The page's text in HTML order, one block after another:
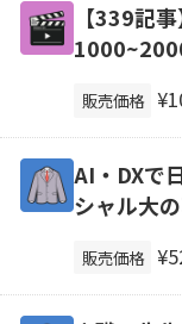
【339記
販売価格
AI・DXで
シャル大
販売価格